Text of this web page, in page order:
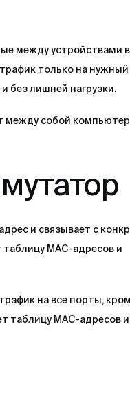
между устройствами
только на нужный
без лишней нагрузки.
между собой
и связывает с
MAC-адресов и
на все порты,
таблицу MAC-адресов и